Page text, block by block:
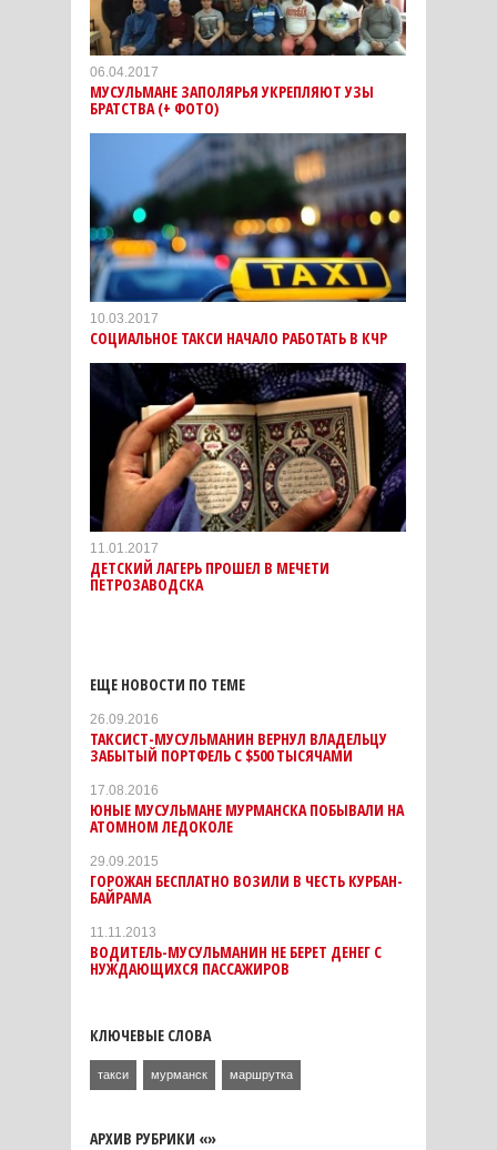
06.04.2017
МУСУЛЬМАНЕ ЗАПОЛЯРЬЯ УКРЕПЛЯЮТ УЗЫ
БРАТСТВА (+ ФОТО)
10.03.2017
СОЦИАЛЬНОЕ ТАКСИ НАЧАЛО РАБОТАТЬ В КЧР
11.01.2017
ДЕТСКИЙ ЛАГЕРЬ ПРОШЕЛ В МЕЧЕТИ
ПЕТРОЗАВОДСКА
ЕЩЕ НОВОСТИ ПО ТЕМЕ
26.09.2016
ТАКСИСТ-МУСУЛЬМАНИН ВЕРНУЛ ВЛАДЕЛЬЦУ
ЗАБЫТЫЙ ПОРТФЕЛЬ С $500 ТЫСЯЧАМИ
17.08.2016
ЮНЫЕ МУСУЛЬМАНЕ МУРМАНСКА ПОБЫВАЛИ НА
АТОМНОМ ЛЕДОКОЛЕ
29.09.2015
ГОРОЖАН БЕСПЛАТНО ВОЗИЛИ В ЧЕСТЬ КУРБАН-
БАЙРАМА
11.11.2013
ВОДИТЕЛЬ-МУСУЛЬМАНИН НЕ БЕРЕТ ДЕНЕГ С
НУЖДАЮЩИХСЯ ПАССАЖИРОВ
КЛЮЧЕВЫЕ СЛОВА
такси мурманск маршрутка
АРХИВ РУБРИКИ «»